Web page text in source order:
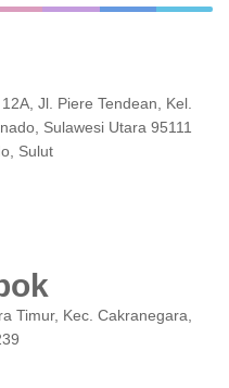
Jl. Piere Tendean, Kel.
Sulawesi Utara 95111
Sulut
Timur, Kec. Cakranegara,